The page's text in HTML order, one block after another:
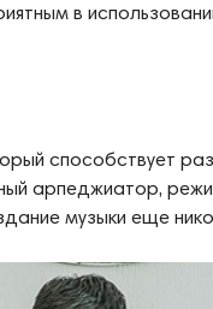
в
способствует
арпеджиатор,
музыки еще